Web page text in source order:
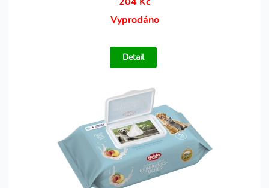
Vyprodáno
Detail